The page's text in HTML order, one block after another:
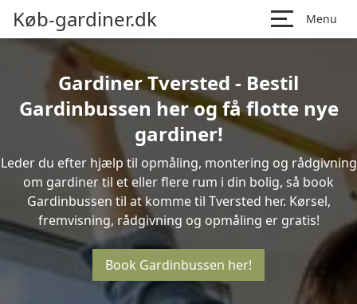
Køb-gardiner.dk Menu
Gardiner Tversted - Bestil
Gardinbussen her og få flotte nye
gardiner!
Leder du efter hjælp til opmåling, montering og rådgivning
om gardiner til et eller flere rum i din bolig, så book
Gardinbussen til at komme til Tversted her. Kørsel,
fremvisning, rådgivning og opmåling er gratis!
Book Gardinbussen her!